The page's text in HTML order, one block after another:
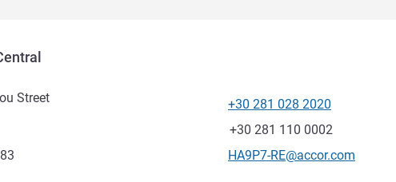
Street
電話番号
+30 281 028 2020
ファックス
+30 281 110 0002
Eメール
HA9P7-RE@accor.com